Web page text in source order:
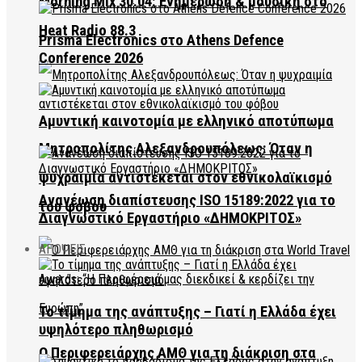
Heat Radio 88.3
Μητροπολίτης Αλεξανδρουπόλεως: Όταν η
ψυχραιμία αντιστέκεται στον εθνικολαϊκισμό
του φόβου
Ο Περιφερειάρχης ΑΜΘ για τη διάκριση στα
Prisma Electronics στο Athens Defence
Conference 2026
Αμυντική καινοτομία με ελληνικό αποτύπωμα
Ανανέωση διαπίστευσης ISO 15189:2022 για το
Διαγνωστικό Εργαστήριο «ΔΗΜΟΚΡΙΤΟΣ»
ΑΠΟΨΕΙΣ
Το τίμημα της ανάπτυξης – Γιατί η Ελλάδα έχει
υψηλότερο πληθωρισμό